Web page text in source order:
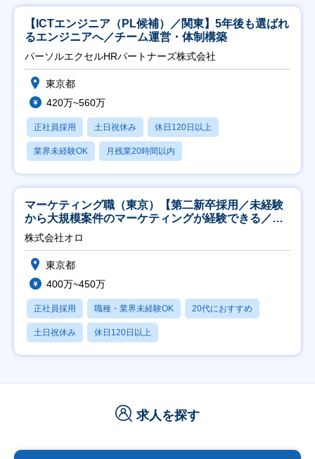
【ICTエンジニア（PL候補）／関東】5年後も選ばれ
るエンジニアへ／チーム運営・体制構築
パーソルエクセルHRパートナーズ株式会社
東京都
420万~560万
正社員採用 土日祝休み 休日120日以上
業界未経験OK 月残業20時間以内
マーケティング職（東京）【第二新卒採用／未経験
から大規模案件のマーケティングが経験できる／研
修充実】
株式会社オロ
東京都
400万~450万
正社員採用 職種・業界未経験OK 20代におすすめ
土日祝休み 休日120日以上
求人を探す